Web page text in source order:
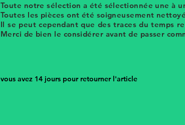
Toute notre sélection a été sélectionnée une à
Toutes les pièces ont été soigneusement
Il se peut cependant que des traces du temps
Merci de bien le considérer avant de passer
vous avez 14 jours pour retourner l'article